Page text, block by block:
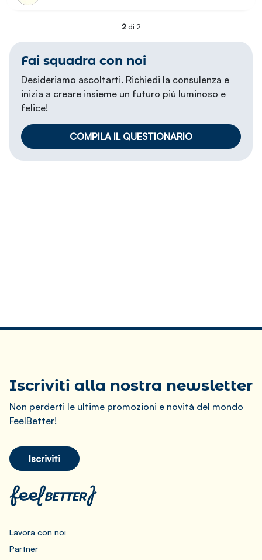
2di 2
Fai squadra con noi
Desideriamo ascoltarti. Richiedi la consulenza e
inizia a creare insieme un futuro più luminoso e
felice!
COMPILA IL QUESTIONARIO
Iscriviti alla nostra newsletter
Non perderti le ultime promozioni e novità del mondo
FeelBetter!
Iscriviti
Lavora con noi
Partner